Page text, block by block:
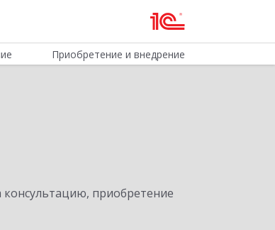
Приобретение и внедрение
приобретение